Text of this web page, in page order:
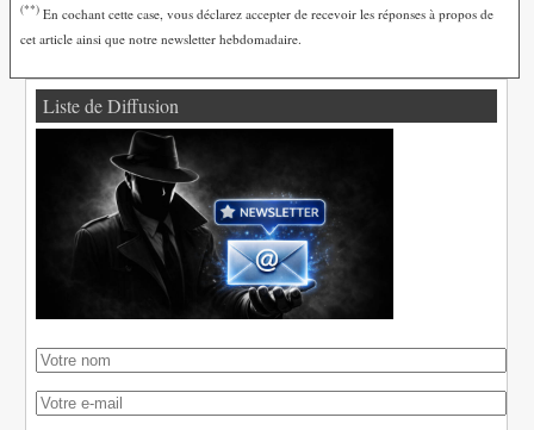
(**) En cochant cette case, vous déclarez accepter de recevoir les réponses à propos de
cet article ainsi que notre newsletter hebdomadaire.
Liste de Diffusion